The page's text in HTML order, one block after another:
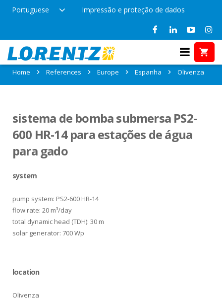
Portuguese Impressão e proteção de dados
References in Olivenza, Espanha
Home References Europe Espanha Olivenza
sistema de bomba submersa PS2-
600 HR-14 para estações de água
para gado
system
pump system: PS2-600 HR-14
flow rate: 20 m³/day
total dynamic head (TDH): 30 m
solar generator: 700 Wp
location
Olivenza